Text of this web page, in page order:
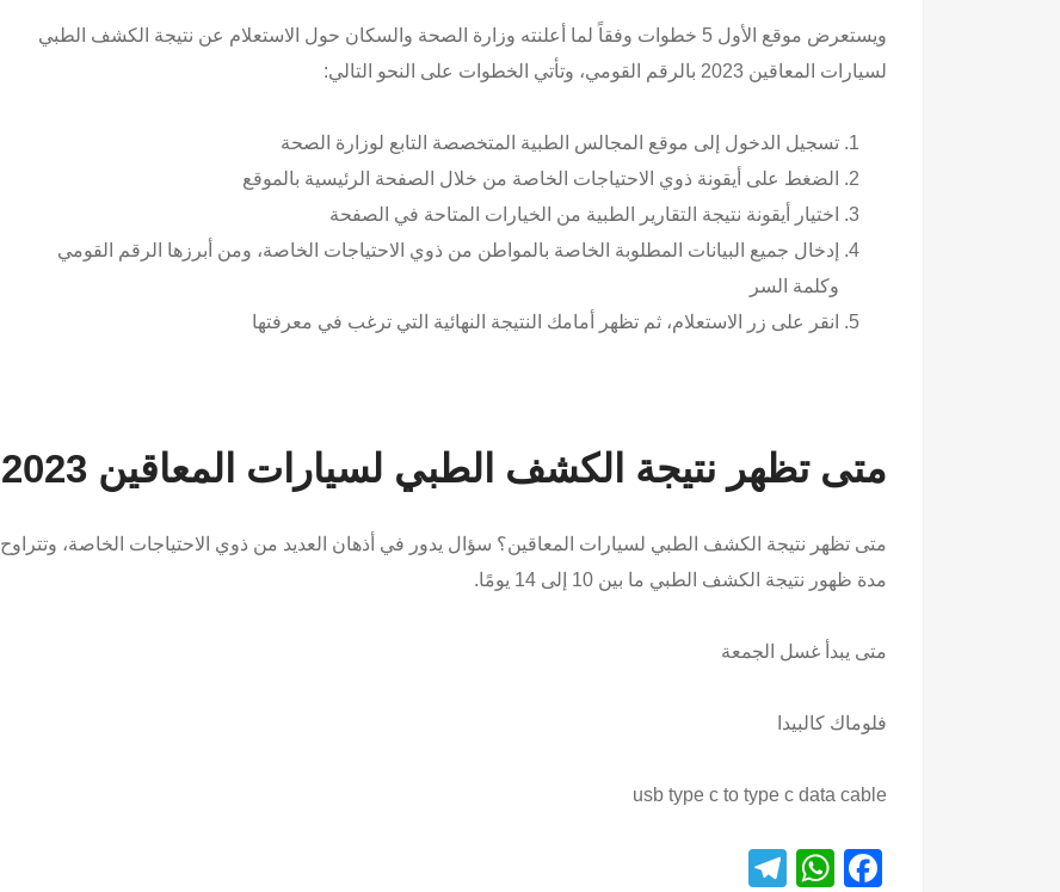
ويستعرض موقع الأول 5 خطوات وفقاً لما أعلنته وزارة الصحة والسكان حول الاستعلام عن نتيجة الكشف الطبي
لسيارات المعاقين 2023 بالرقم القومي، وتأتي الخطوات على النحو التالي:
تسجيل الدخول إلى موقع المجالس الطبية المتخصصة التابع لوزارة الصحة
الضغط على أيقونة ذوي الاحتياجات الخاصة من خلال الصفحة الرئيسية بالموقع
اختيار أيقونة نتيجة التقارير الطبية من الخيارات المتاحة في الصفحة
إدخال جميع البيانات المطلوبة الخاصة بالمواطن من ذوي الاحتياجات الخاصة، ومن أبرزها الرقم القومي
وكلمة السر
انقر على زر الاستعلام، ثم تظهر أمامك النتيجة النهائية التي ترغب في معرفتها
متى تظهر نتيجة الكشف الطبي لسيارات المعاقين 2023؟
متى تظهر نتيجة الكشف الطبي لسيارات المعاقين؟ سؤال يدور في أذهان العديد من ذوي الاحتياجات الخاصة، وتتراوح
مدة ظهور نتيجة الكشف الطبي ما بين 10 إلى 14 يومًا.
متى يبدأ غسل الجمعة
فلوماك كالبيدا
usb type c to type c data cable
F
W